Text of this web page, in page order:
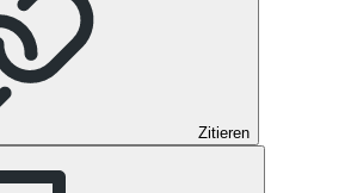
Zitieren